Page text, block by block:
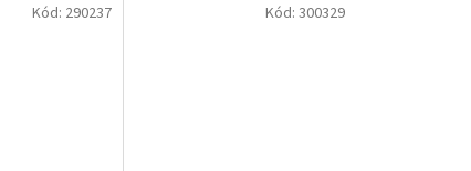
Kód: 290237 Kód: 300329